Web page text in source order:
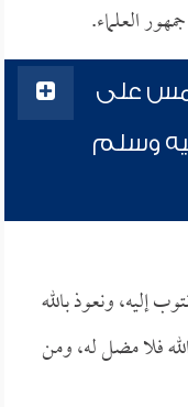
العلماء.
على
وسلم
إليه، ونعوذ بالله
فلا مضل له، ومن